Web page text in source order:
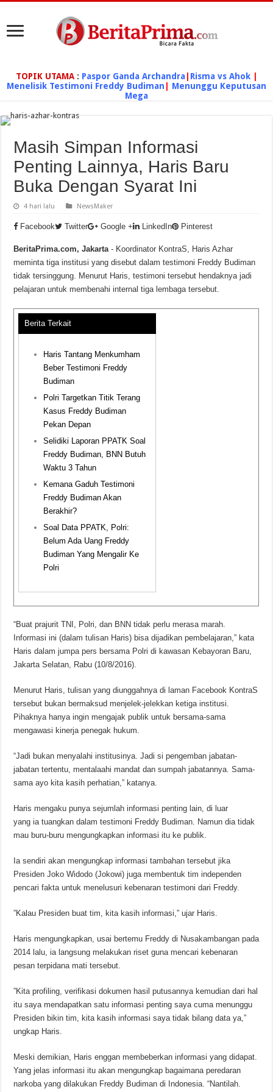
TOPIK UTAMA: Paspor Ganda Archandra| Risma vs Ahok
Menelisik Testimoni Freddy Budiman
Menunggu Keputusan
Mega
Masih Simpan Informasi
Penting Lainnya, Haris Baru
Buka Dengan Syarat Ini
4 hari lalu NewsMaker
Facebook Twitter Google + LinkedIn Pinterest
BeritaPrima.com, Jakarta - Koordinator KontraS, Haris Azhar
meminta tiga institusi yang disebut dalam testimoni Freddy Budiman
tidak tersinggung. Menurut Haris, testimoni tersebut hendaknya jadi
pelajaran untuk membenahi internal tiga lembaga tersebut.
Berita Terkait
Haris Tantang Menkumham
Beber Testimoni Freddy
Budiman
Polri Targetkan Titik Terang
Kasus Freddy Budiman
Pekan Depan
Selidiki Laporan PPATK Soal
Freddy Budiman, BNN Butuh
Waktu 3 Tahun
Kemana Gaduh Testimoni
Freddy Budiman Akan
Berakhir?
Soal Data PPATK, Polri:
Belum Ada Uang Freddy
Budiman Yang Mengalir Ke
Polri
“Buat prajurit TNI, Polri, dan BNN tidak perlu merasa marah.
Informasi ini (dalam tulisan Haris) bisa dijadikan pembelajaran,” kata
Haris dalam jumpa pers bersama Polri di kawasan Kebayoran Baru,
Jakarta Selatan, Rabu (10/8/2016).
‪Menurut Haris, tulisan yang diunggahnya di laman Facebook KontraS
tersebut bukan bermaksud menjelek-jelekkan ketiga institusi.
Pihaknya hanya ingin mengajak publik untuk bersama-sama
mengawasi kinerja penegak hukum.
“Jadi bukan menyalahi institusinya. Jadi si pengemban jabatan-
jabatan tertentu, mentalaahi mandat dan sumpah jabatannya. Sama-
sama ayo kita kasih perhatian,” katanya.
Haris mengaku punya sejumlah informasi penting lain, di luar
yang ia tuangkan dalam testimoni Freddy Budiman. Namun dia tidak
mau buru-buru mengungkapkan informasi itu ke publik.
Ia sendiri akan mengungkap informasi tambahan tersebut jika
Presiden Joko Widodo (Jokowi) juga membentuk tim independen
pencari fakta untuk menelusuri kebenaran testimoni dari Freddy.
‪”Kalau Presiden buat tim, kita kasih informasi,” ujar Haris.
Haris mengungkapkan, usai bertemu Freddy di Nusakambangan pada
2014 lalu, ia langsung melakukan riset guna mencari kebenaran
pesan terpidana mati tersebut.
‪”Kita profiling, verifikasi dokumen hasil putusannya kemudian dari hal
itu saya mendapatkan satu informasi penting saya cuma menunggu
Presiden bikin tim, kita kasih informasi saya tidak bilang data ya,”
ungkap Haris.‬
‪Meski demikian, Haris enggan membeberkan informasi yang didapat.
Yang jelas informasi itu akan mengungkap bagaimana peredaran
narkoba yang dilakukan Freddy Budiman di Indonesia.‬ “Nantilah.